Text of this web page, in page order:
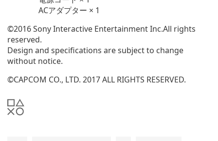
ACアダプター × 1
©2016 Sony Interactive Entertainment Inc.All rights
reserved.
Design and specifications are subject to change
without notice.
©CAPCOM CO., LTD. 2017 ALL RIGHTS RESERVED.